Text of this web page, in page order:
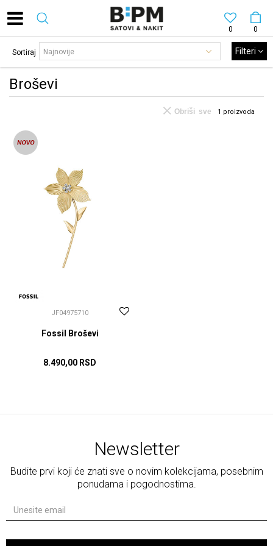
0
0
Broševi
Sortiraj Filteri
1 proizvoda
Obriši sve
JF04975710
Fossil Broševi
8.490,00 RSD
Newsletter
Budite prvi koji će znati sve o novim kolekcijama, posebnim
ponudama i pogodnostima.